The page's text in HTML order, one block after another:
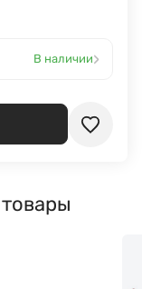
В наличии›